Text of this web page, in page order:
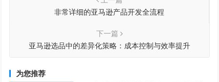
非常详细的亚马逊产品开发全流程
下一篇
亚马逊选品中的差异化策略：成本控制与效率提升
为您推荐